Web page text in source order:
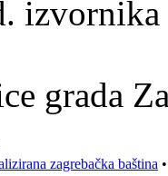
grada
zagrebačka baština